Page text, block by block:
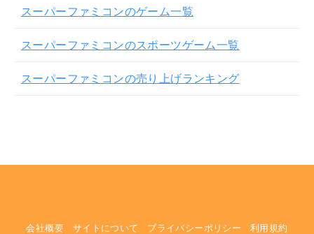
スーパーファミコンのゲーム一覧
スーパーファミコンのスポーツゲーム一覧
スーパーファミコンの売り上げランキング
会社概要 サイトについて プライバシーポリシー 利用規約